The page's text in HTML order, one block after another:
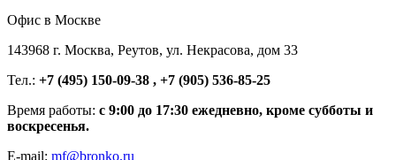
Офис в Москве
143968 г. Москва, Реутов, ул. Некрасова, дом 33
Тел.: +7 (495) 150-09-38 , +7 (905) 536-85-25
Время работы: с 9:00 до 17:30 ежедневно, кроме субботы и
воскресенья.
E-mail: mf@bronko.ru